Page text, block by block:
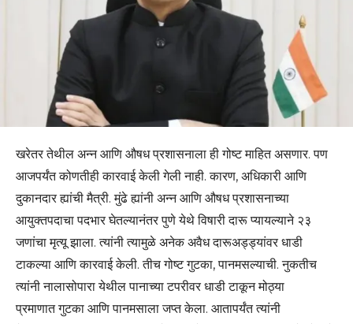
खरेतर तेथील अन्न आणि औषध प्रशासनाला ही गोष्ट माहित असणार. पण
आजपर्यंत कोणतीही कारवाई केली गेली नाही. कारण, अधिकारी आणि
दुकानदार ह्यांची मैत्री. मुंढे ह्यांनी अन्न आणि औषध प्रशासनाच्या
आयुक्तपदाचा पदभार घेतल्यानंतर पुणे येथे विषारी दारू प्यायल्याने २३
जणांचा मृत्यू झाला. त्यांनी त्यामुळे अनेक अवैध दारूअड्ड्यांवर धाडी
टाकल्या आणि कारवाई केली. तीच गोष्ट गुटका, पानमसल्याची. नुकतीच
त्यांनी नालासोपारा येथील पानाच्या टपरीवर धाडी टाकून मोठ्या
प्रमाणात गुटका आणि पानमसाला जप्त केला. आतापर्यंत त्यांनी